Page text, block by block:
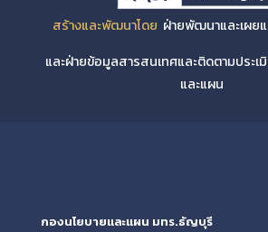
สร้างและพัฒนาโดย ฝ่ายพัฒนาและเผย
และฝ่ายข้อมูลสารสนเทศและติดตามประเ
และแผน
กองนโยบายและแผน มทร.ธัญบุรี